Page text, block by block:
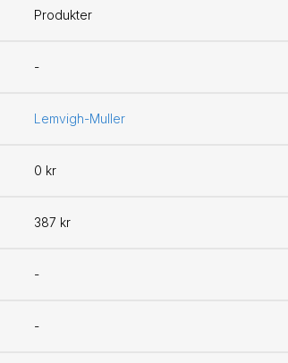
Produkter
-
Lemvigh-Muller
0 kr
387 kr
-
-